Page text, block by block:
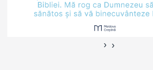
învinuit de incitare…
‹ ›